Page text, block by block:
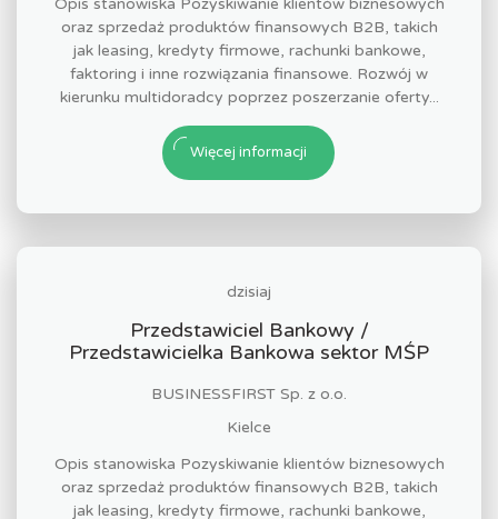
Opis stanowiska Pozyskiwanie klientów biznesowych
oraz sprzedaż produktów finansowych B2B, takich
jak leasing, kredyty firmowe, rachunki bankowe,
faktoring i inne rozwiązania finansowe. Rozwój w
kierunku multidoradcy poprzez poszerzanie oferty...
Więcej informacji
dzisiaj
Przedstawiciel Bankowy /
Przedstawicielka Bankowa sektor MŚP
BUSINESSFIRST Sp. z o.o.
Kielce
Opis stanowiska Pozyskiwanie klientów biznesowych
oraz sprzedaż produktów finansowych B2B, takich
jak leasing, kredyty firmowe, rachunki bankowe,